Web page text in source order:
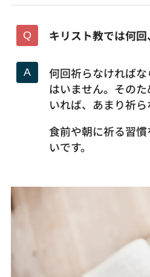
キリスト教では何
何回祈らなければ
はいません。その
いれば、あまり祈ら
食前や朝に祈る習
いです。